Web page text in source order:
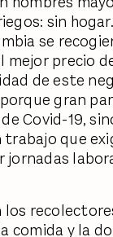
sin
se
precio
de este
gran
Covid-19,
que
jornadas
comida y la